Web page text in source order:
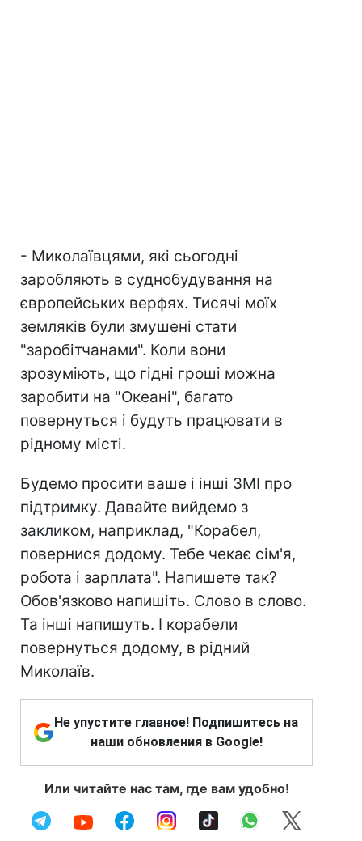
- Миколаївцями, які сьогодні
заробляють в суднобудування на
європейських верфях. Тисячі моїх
земляків були змушені стати
"заробітчанами". Коли вони
зрозуміють, що гідні гроші можна
заробити на "Океані", багато
повернуться і будуть працювати в
рідному місті.
Будемо просити ваше і інші ЗМІ про
підтримку. Давайте вийдемо з
закликом, наприклад, "Корабел,
повернися додому. Тебе чекає сім'я,
робота і зарплата". Напишете так?
Обов'язково напишіть. Слово в слово.
Та інші напишуть. І корабели
повернуться додому, в рідний
Миколаїв.
Не упустите главное! Подпишитесь на
наши обновления в Google!
Или читайте нас там, где вам удобно!